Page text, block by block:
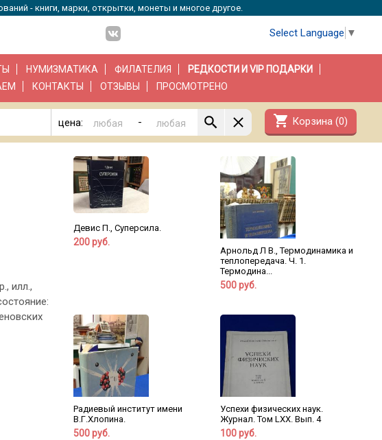
- книги, марки, открытки, монеты и многое другое.
Select Language ▼
НУМИЗМАТИКА ФИЛАТЕЛИЯ
РЕДКОСТИ И VIP ПОДАРКИ
КОНТАКТЫ ОТЗЫВЫ ПРОСМОТРЕНО
цена: - shopping_cart Корзина (0)
илл.,
Девис П., Суперсила.
200 руб.
Арнольд Л В., Термодинамика и
теплопередача. Ч. 1.
Термодина...
500 руб.
Радиевый институт имени
В.Г.Хлопина.
500 руб.
Успехи физических наук.
Журнал. Том LXX. Вып. 4
100 руб.